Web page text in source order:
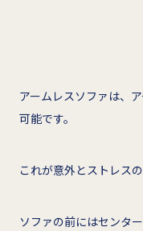
アームレスソファは、
可能です。
これが意外とストレス
ソファの前にはセンタ